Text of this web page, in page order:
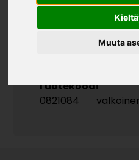
Muuta
Tuotekoodi
0821084